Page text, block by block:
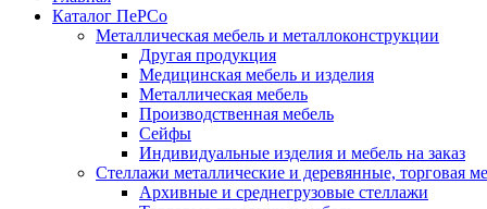
Каталог ПеРСо
Металлическая мебель и металлоконструкции
Другая продукция
Медицинская мебель и изделия
Металлическая мебель
Производственная мебель
Сейфы
Индивидуальные изделия и мебель на заказ
Стеллажи металлические и деревянные, торговая
Архивные и среднегрузовые стеллажи